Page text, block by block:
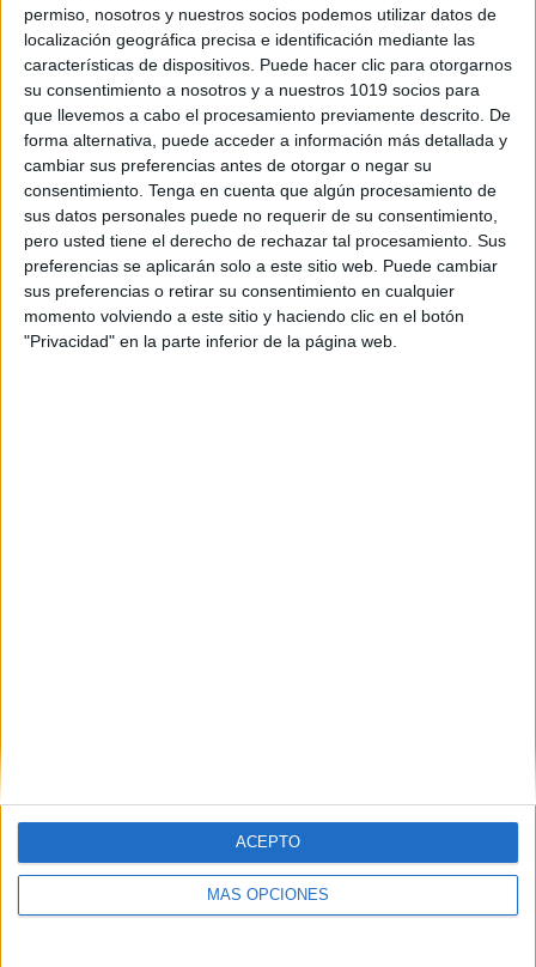
permiso, nosotros y nuestros socios podemos utilizar datos de
localización geográfica precisa e identificación mediante las
características de dispositivos. Puede hacer clic para otorgarnos
su consentimiento a nosotros y a nuestros 1019 socios para
que llevemos a cabo el procesamiento previamente descrito. De
forma alternativa, puede acceder a información más detallada y
cambiar sus preferencias antes de otorgar o negar su
consentimiento. Tenga en cuenta que algún procesamiento de
sus datos personales puede no requerir de su consentimiento,
pero usted tiene el derecho de rechazar tal procesamiento. Sus
preferencias se aplicarán solo a este sitio web. Puede cambiar
sus preferencias o retirar su consentimiento en cualquier
momento volviendo a este sitio y haciendo clic en el botón
"Privacidad" en la parte inferior de la página web.
MÁS OPCIONES
ACEPTO
Leer para aprender, Rimar para jugar con
este bingo
Publicado el 20 agosto, 2016
Existen muchas razones de por qué rimar, para
comenzar, jugar con las palabras nos da mejores
nociones de los componentes del lenguaje. Al
enseñarles rimas y canciones a los niños […]
SEGUIR LEYENDO